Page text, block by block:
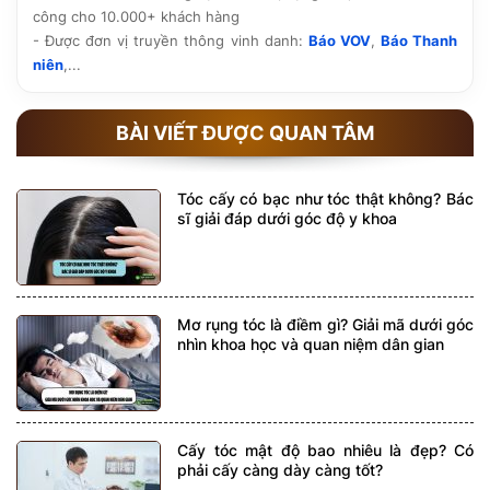
công cho 10.000+ khách hàng
- Được đơn vị truyền thông vinh danh: Báo VOV, Báo Thanh
niên,...
BÀI VIẾT ĐƯỢC QUAN TÂM
Tóc cấy có bạc như tóc thật không? Bác
sĩ giải đáp dưới góc độ y khoa
Mơ rụng tóc là điềm gì? Giải mã dưới góc
nhìn khoa học và quan niệm dân gian
Cấy tóc mật độ bao nhiêu là đẹp? Có
phải cấy càng dày càng tốt?